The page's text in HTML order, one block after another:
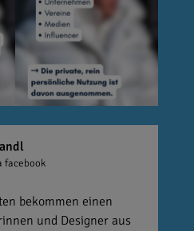
facebook
bekommen einen
und Designer aus